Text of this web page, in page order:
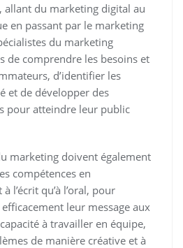
allant du marketing digital au
en passant par le marketing
du marketing
de comprendre les besoins et
d’identifier les
et de développer des
pour atteindre leur public
marketing doivent également
compétences en
l’écrit qu’à l’oral, pour
leur message aux
à travailler en équipe,
de manière créative et à